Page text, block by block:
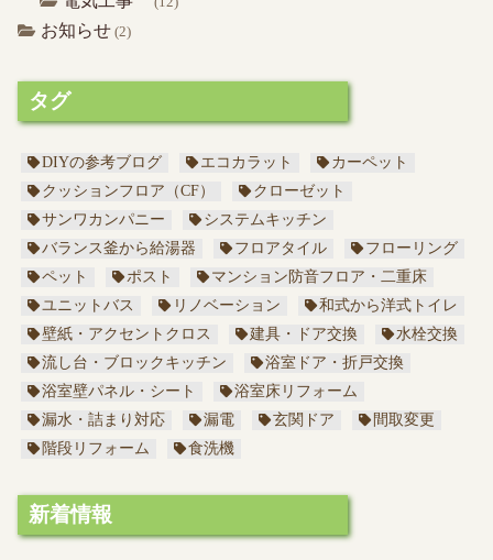
お知らせ (2)
タグ
DIYの参考ブログ エコカラット
カーペット
クッションフロア（CF）
クローゼット
サンワカンパニー
システムキッチン
バランス釜から給湯器
フロアタイル
フローリング
ペット
ポスト
マンション防音フロア・二重床
ユニットバス
リノベーション
和式から洋式トイレ
壁紙・アクセントクロス
建具・ドア交換
水栓交換
流し台・ブロックキッチン
浴室ドア・折戸交換
浴室壁パネル・シート
浴室床リフォーム
漏水・詰まり対応
漏電 玄関ドア
間取変更
階段リフォーム
食洗機
新着情報